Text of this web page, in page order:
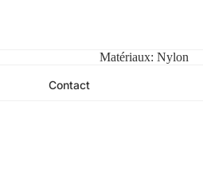
Contact
Matériaux: Nylon